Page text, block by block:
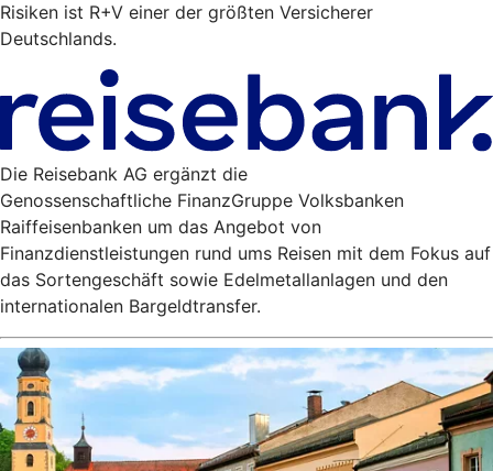
Risiken ist R+V einer der größten Versicherer
Deutschlands.
Die Reisebank AG ergänzt die
Genossenschaftliche FinanzGruppe Volksbanken
Raiffeisenbanken um das Angebot von
Finanzdienstleistungen rund ums Reisen mit dem Fokus auf
das Sortengeschäft sowie Edelmetallanlagen und den
internationalen Bargeldtransfer.